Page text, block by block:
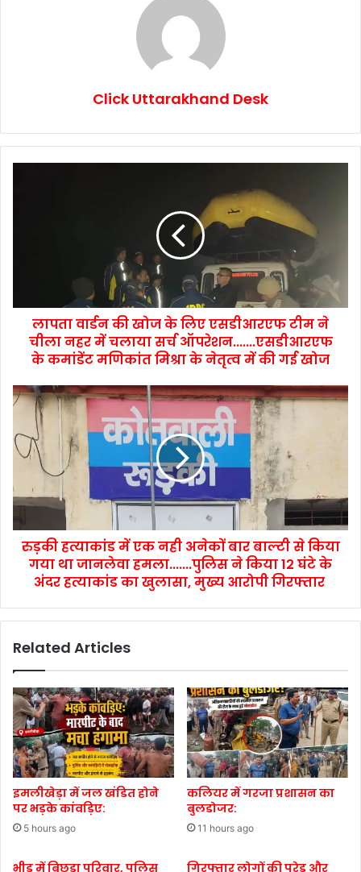
Click Uttarakhand Desk
लापता वार्डन की खोज के लिए एसडीआरएफ टीम ने
चीला नहर में चलाया सर्च ऑपरेशन.......एसडीआरएफ
के कमांडेंट मणिकांत मिश्रा के नेतृत्व में की गई खोज
रुड़की हत्याकांड में एक नही अनेकों बार बाल्टी से किया
गया था जानलेवा हमला.......पुलिस ने किया 12 घंटे के
अंदर हत्याकांड का खुलासा, मुख्य आरोपी गिरफ्तार
Related Articles
इमलीखेड़ा में जल खंडित होने
पर भड़के कांवड़िए:
5 hours ago
कलियर में गरजा प्रशासन का
बुलडोजर:
11 hours ago
भीड़ में बिछड़ा परिवार, पुलिस गिरफ्तार लोगों की परेड और